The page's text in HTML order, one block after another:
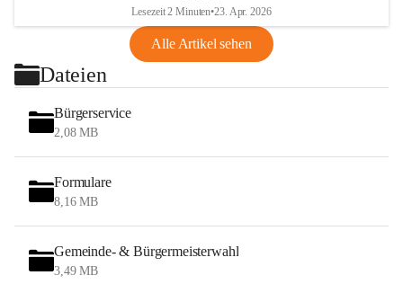
Lesezeit 2 Minuten•23. Apr. 2026
Alle Artikel sehen
Dateien
Bürgerservice
2,08 MB
Formulare
8,16 MB
Gemeinde- & Bürgermeisterwahl
3,49 MB